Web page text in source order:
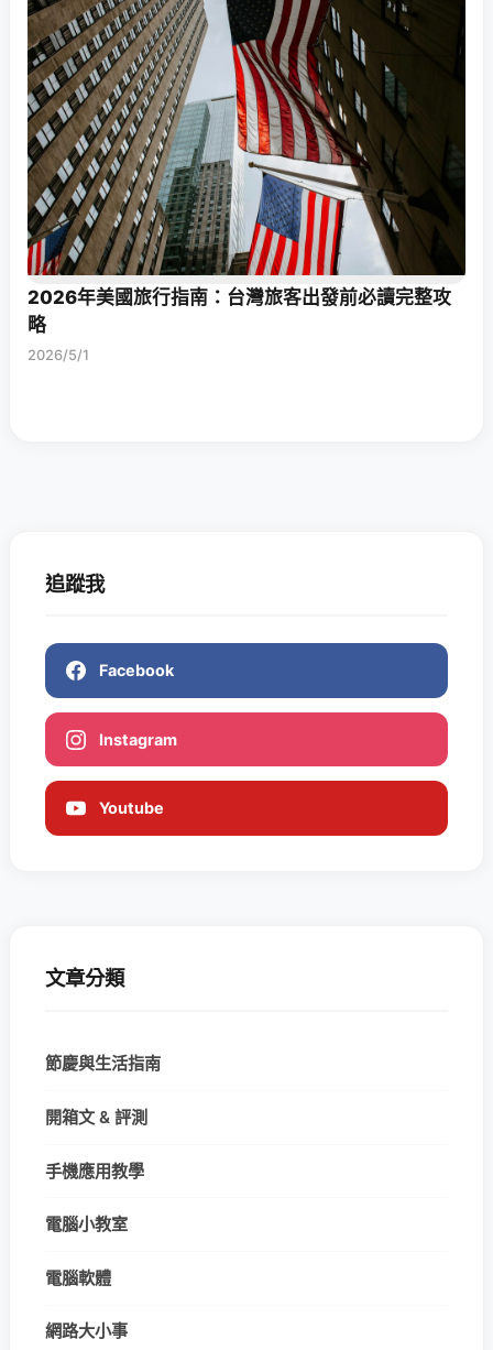
2026年美國旅行指南：台灣旅客出發前必讀完整攻
略
2026/5/1
追蹤我
Facebook
Instagram
Youtube
文章分類
節慶與生活指南
開箱文 & 評測
手機應用教學
電腦小教室
電腦軟體
網路大小事